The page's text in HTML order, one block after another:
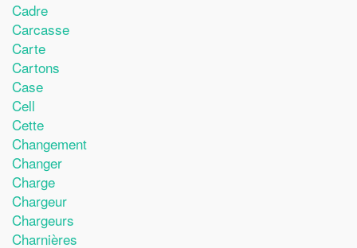
Cadre
Carcasse
Carte
Cartons
Case
Cell
Cette
Changement
Changer
Charge
Chargeur
Chargeurs
Charnières